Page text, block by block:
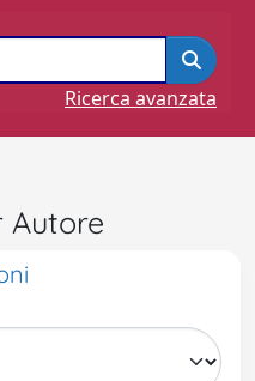
Ricerca avanzata
Autore